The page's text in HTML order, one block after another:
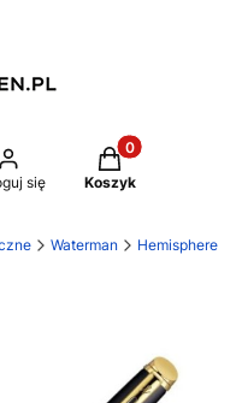
się
Produkty w
Koszyk
Waterman Hemisphere